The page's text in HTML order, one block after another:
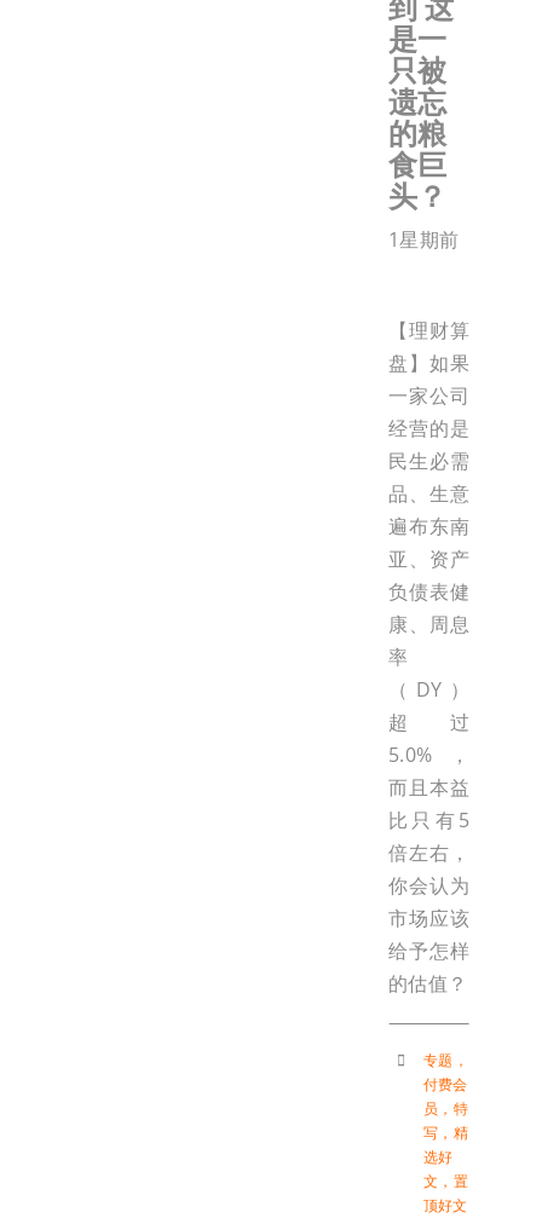
是一
只被
遗忘
的粮
食巨
头？
1星期前
【理财算
盘】如果
一家公司
经营的是
民生必需
品、生意
遍布东南
亚、资产
负债表健
康、周息
率
（DY）
超过
5.0%，
而且本益
比只有5
倍左右，
你会认为
市场应该
给予怎样
的估值？
专题 ，
付费会
员 ， 特
写 ， 精
选好
文 ， 置
顶好文